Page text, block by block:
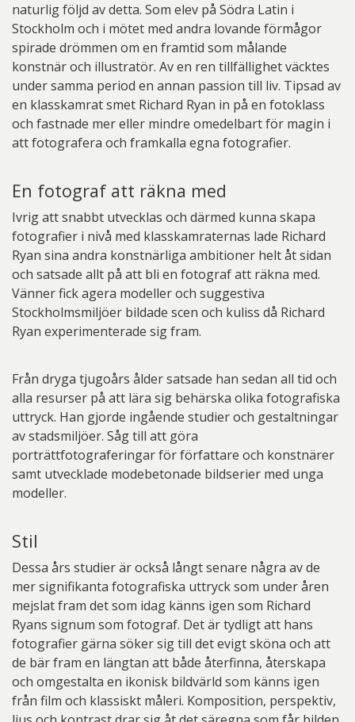
naturlig följd av detta. Som elev på Södra Latin i
Stockholm och i mötet med andra lovande förmågor
spirade drömmen om en framtid som målande
konstnär och illustratör. Av en ren tillfällighet väcktes
under samma period en annan passion till liv. Tipsad av
en klasskamrat smet Richard Ryan in på en fotoklass
och fastnade mer eller mindre omedelbart för magin i
att fotografera och framkalla egna fotografier.
En fotograf att räkna med
Ivrig att snabbt utvecklas och därmed kunna skapa
fotografier i nivå med klasskamraternas lade Richard
Ryan sina andra konstnärliga ambitioner helt åt sidan
och satsade allt på att bli en fotograf att räkna med.
Vänner fick agera modeller och suggestiva
Stockholmsmiljöer bildade scen och kuliss då Richard
Ryan experimenterade sig fram.
Från dryga tjugoårs ålder satsade han sedan all tid och
alla resurser på att lära sig behärska olika fotografiska
uttryck. Han gjorde ingående studier och gestaltningar
av stadsmiljöer. Såg till att göra
porträttfotograferingar för författare och konstnärer
samt utvecklade modebetonade bildserier med unga
modeller.
Stil
Dessa års studier är också långt senare några av de
mer signifikanta fotografiska uttryck som under åren
mejslat fram det som idag känns igen som Richard
Ryans signum som fotograf. Det är tydligt att hans
fotografier gärna söker sig till det evigt sköna och att
de bär fram en längtan att både återfinna, återskapa
och omgestalta en ikonisk bildvärld som känns igen
från film och klassiskt måleri. Komposition, perspektiv,